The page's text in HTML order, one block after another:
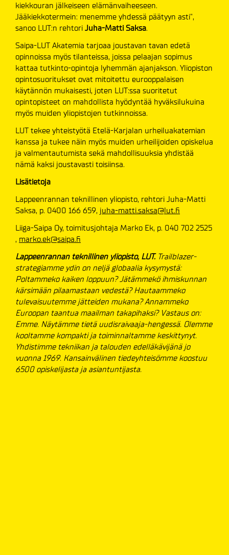
kiekkouran jälkeiseen elämänvaiheeseen.
Jääkiekkotermein: menemme yhdessä päätyyn asti",
sanoo LUT:n rehtori Juha-Matti Saksa.
Saipa-LUT Akatemia tarjoaa joustavan tavan edetä
opinnoissa myös tilanteissa, joissa pelaajan sopimus
kattaa tutkinto-opintoja lyhemmän ajanjakson. Yliopiston
opintosuoritukset ovat mitoitettu eurooppalaisen
käytännön mukaisesti, joten LUT:ssa suoritetut
opintopisteet on mahdollista hyödyntää hyväksilukuina
myös muiden yliopistojen tutkinnoissa.
LUT tekee yhteistyötä Etelä-Karjalan urheiluakatemian
kanssa ja tukee näin myös muiden urheilijoiden opiskelua
ja valmentautumista sekä mahdollisuuksia yhdistää
nämä kaksi joustavasti toisiinsa.
Lisätietoja
Lappeenrannan teknillinen yliopisto, rehtori Juha-Matti
Saksa, p. 0400 166 659, juha-matti.saksa@lut.fi
Liiga-Saipa Oy, toimitusjohtaja Marko Ek, p. 040 702 2525
, marko.ek@saipa.fi
Lappeenrannan teknillinen yliopisto, LUT.Trailblazer-
strategiamme ydin on neljä globaalia kysymystä:
Poltammeko kaiken loppuun? Jätämmekö ihmiskunnan
kärsimään pilaamastaan vedestä? Hautaammeko
tulevaisuutemme jätteiden mukana? Annammeko
Euroopan taantua maailman takapihaksi? Vastaus on:
Emme. Näytämme tietä uudisraivaaja-hengessä. Olemme
kooltamme kompakti ja toiminnaltamme keskittynyt.
Yhdistimme tekniikan ja talouden edelläkävijänä jo
vuonna 1969. Kansainvälinen tiedeyhteisömme koostuu
6500 opiskelijasta ja asiantuntijasta.